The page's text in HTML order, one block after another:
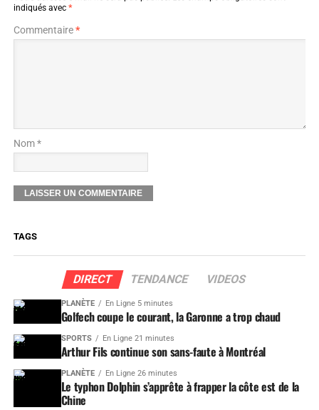
indiqués avec *
Commentaire*
Nom *
TAGS
DIRECT TENDANCE VIDEOS
PLANÈTE En Ligne 5 minutes
Golfech coupe le courant, la Garonne a trop chaud
SPORTS En Ligne 21 minutes
Arthur Fils continue son sans-faute à Montréal
PLANÈTE En Ligne 26 minutes
Le typhon Dolphin s’apprête à frapper la côte est de la
Chine